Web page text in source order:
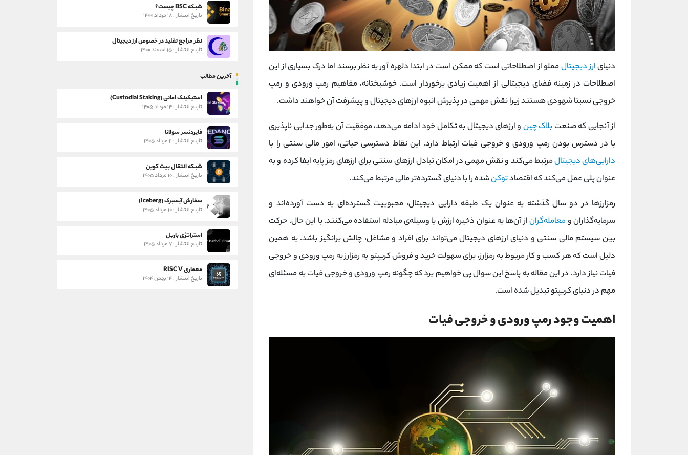
دنیایارز دیجیتالمملو از اصطلاحاتی است که ممکن است در ابتدا دلهره آور به نظر برسند اما درک بسیاری از این
اصطلاحات در زمینه فضای دیجیتالی از اهمیت زیادی برخوردار است. خوشبختانه، مفاهیم رمپ ورودی و رمپ
خروجی نسبتا شهودی هستند زیرا نقش مهمی در پذیرش انبوه ارزهای دیجیتال و پیشرفت آن خواهند داشت.
از آنجایی که صنعت بلاک چین و ارزهای دیجیتال به تکامل خود ادامه می‌دهد، موفقیت آن به‌طور جدایی ناپذیری
با در دسترس بودن رمپ ورودی و خروجی فیات ارتباط دارد. این نقاط دسترسی حیاتی، امور مالی سنتی را با
دارایی‌های دیجیتالمرتبط می‌کند و نقش مهمی در امکان تبادل ارزهای سنتی برای ارزهای رمز پایه ایفا کرده و به‌
عنوان پلی عمل می‌کند که اقتصادتوکن‌شده را با دنیای گسترده‌تر مالی مرتبط می‌کند.
رمزارزها در دو سال گذشته به عنوان یک طبقه دارایی دیجیتال، محبوبیت گسترده‌ای به دست آورده‌اند و
سرمایه‌گذاران ومعامله‌گراناز آن‌ها به عنوان ذخیره ارزش یا وسیله‌ی مبادله استفاده می‌کنند. با این حال، حرکت
بین سیستم مالی سنتی و دنیای ارزهای دیجیتال ‌می‌تواند برای افراد و مشاغل، چالش برانگیز باشد. به همین
دلیل است که هر کسب و کار مربوط به رمزارز، برای سهولت خرید و فروش کریپتو به رمزارز به رمپ ورودی و خروجی
فیات نیاز دارد. در این مقاله به پاسخ این سوال پی خواهیم برد که چگونه رمپ ورودی و خروجی فیات به مسئله‌ای
مهم در دنیای کریپتو تبدیل شده است.
اهمیت وجود رمپ ورودی و خروجی فیات
شبکه BSC چیست؟
تاریخ انتشار : ۱۸ مرداد ۱۴۰۰
نظر مراجع تقلید در خصوص ارز دیجیتال
تاریخ انتشار : ۱۵ اسفند ۱۴۰۰
آخرین مطالب
استیکینگ امانی (Custodial Staking)
تاریخ انتشار : ۱۴ مرداد ۱۴۰۵
فایردنسر سولانا
تاریخ انتشار : ۱۱ مرداد ۱۴۰۵
شبکه انتقال بیت کوین
تاریخ انتشار : ۱۰ مرداد ۱۴۰۵
سفارش آیسبرگ (Iceberg)
تاریخ انتشار : ۱۰ مرداد ۱۴۰۵
استراتژی باربل
تاریخ انتشار : ۷ مرداد ۱۴۰۵
معماری RISC V
تاریخ انتشار : ۱۴ بهمن ۱۴۰۴